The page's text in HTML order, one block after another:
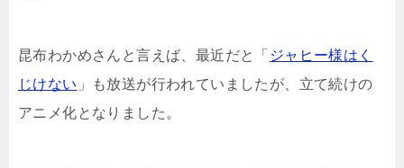
昆布わかめさんと言えば、最近だと「 ジャヒー様はく
じけない 」も放送が行われていましたが、立て続けの
アニメ化となりました。